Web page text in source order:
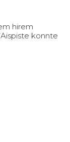
hirem
konnte